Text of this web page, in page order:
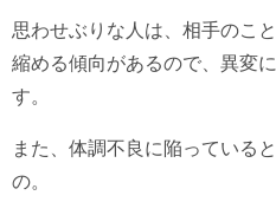
思わせぶりな人は、相手のこ
縮める傾向があるので、異変
す。
また、体調不良に陥っている
の。